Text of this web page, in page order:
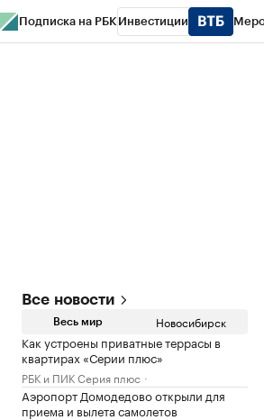
Подписка на РБК Инвестиции
Все новости
Весь мир Новосибирск
Как устроены приватные террасы в
квартирах «Серии плюс»
РБК и ПИК Серия плюс
Аэропорт Домодедово открыли для
приема и вылета самолетов